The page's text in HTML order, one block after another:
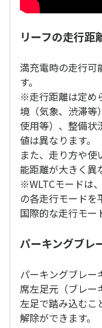
リーフの走行距
満充電時の走行可
す。
※走行距離は定め
境（気象、渋滞等
使用等）、整備状
値は異なります。
また、走り方や
能距離が大きく異
※WLTCモードは
の各走行モードを
国際的な走行モー
パーキングブレ
パーキングブレー
席左足元（ブレー
左足で踏み込むこ
解除ができます。